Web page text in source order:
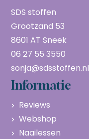
SDS stoffen
Grootzand 53
8601 AT Sneek
06 27 55 3550
sonja@sdsstoffen.nl
Informatie
Reviews
Webshop
Naailessen